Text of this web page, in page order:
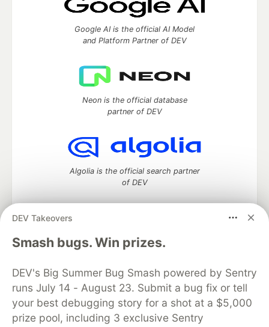
DEV Takeovers
Smash bugs. Win prizes.
DEV's Big Summer Bug Smash powered by Sentry
runs July 14 - August 23. Submit a bug fix or tell
your best debugging story for a shot at a $5,000
prize pool, including 3 exclusive Sentry
Google AI is the official AI Model
and Platform Partner of DEV
Neon is the official database
partner of DEV
Algolia is the official search partner
of DEV
DEV Community— A space to discuss and keep up software
development and manage your software career
DEV Education Tracks
DEV Help
Advertise on DEV
Organization Accounts
DEV Showcase About
Contact
Free Postgres Database
DEV Shop
MLH
Code of Conduct
Privacy Policy
Terms of Use